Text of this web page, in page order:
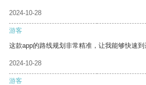
2024-10-28
游客
这款app的路线规划非常精准，让我能够快速到
2024-10-28
游客